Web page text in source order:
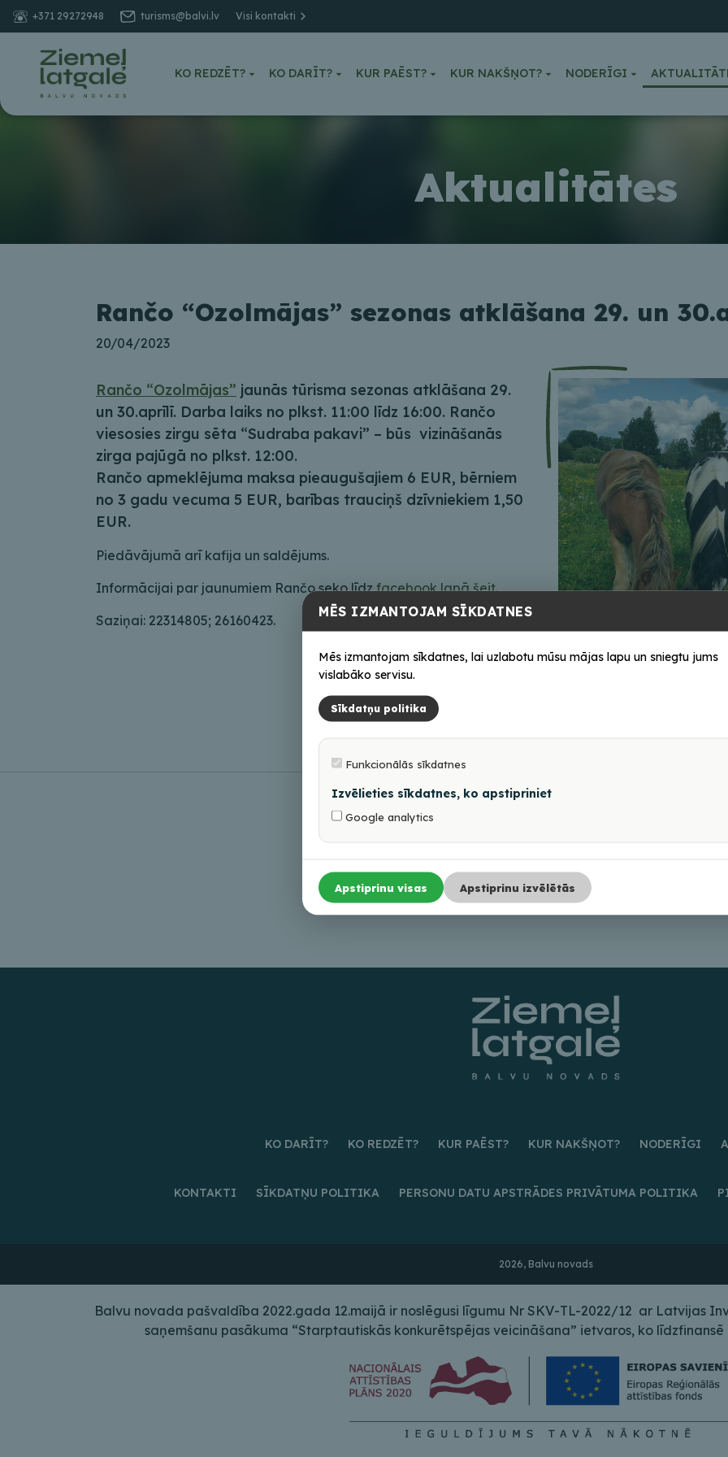
+371 29272948 turisms@balvi.lv Visi kontakti
KO REDZĒT? KO DARĪT? KUR PAĒST? KUR NAKŠŅOT? NODERĪGI
Aktualitātes
Rančo “Ozolmājas” sezonas atklāšana 29. un
20/04/2023
Rančo “Ozolmājas” jaunās tūrisma sezonas atklāšana 29.
un 30.aprīlī. Darba laiks no plkst. 11:00 līdz 16:00. Rančo
viesosies zirgu sēta “Sudraba pakavi” – būs vizināšanās
zirga pajūgā no plkst. 12:00.
Rančo apmeklējuma maksa pieaugušajiem 6 EUR, bērniem
no 3 gadu vecuma 5 EUR, barības trauciņš dzīvniekiem 1,50
EUR.
Piedāvājumā arī kafija un saldējums.
Informācijai par jaunumiem Rančo seko līdzfacebook lapā šeit.
Saziņai: 22314805; 26160423.
KO DARĪT? KO REDZĒT? KUR PAĒST? KUR NAKŠŅOT? NODERĪGI
KONTAKTI SĪKDATŅU POLITIKA PERSONU DATU APSTRĀDES PRIVĀTUMA POLITIKA
2026, Balvu novads
Balvu novada pašvaldība 2022.gada 12.maijā ir noslēgusi līgumu Nr SKV-TL-2022/12 ar Latvijas
saņemšanu pasākuma “Starptautiskās konkurētspējas veicināšana” ietvaros, ko
MĒS IZMANTOJAM SĪKDATNES
Mēs izmantojam sīkdatnes, lai uzlabotu mūsu mājas lapu un sniegtu jums
vislabāko servisu.
Sīkdatņu politika
Funkcionālās sīkdatnes
Izvēlieties sīkdatnes, ko apstipriniet
Google analytics
Apstiprinu visas Apstiprinu izvēlētās